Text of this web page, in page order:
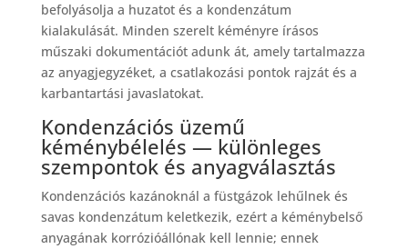
befolyásolja a huzatot és a kondenzátum
kialakulását. Minden szerelt kéményre írásos
műszaki dokumentációt adunk át, amely tartalmazza
az anyagjegyzéket, a csatlakozási pontok rajzát és a
karbantartási javaslatokat.
Kondenzációs üzemű
kéménybélelés — különleges
szempontok és anyagválasztás
Kondenzációs kazánoknál a füstgázok lehűlnek és
savas kondenzátum keletkezik, ezért a kéménybelső
anyagának korrózióállónak kell lennie; ennek